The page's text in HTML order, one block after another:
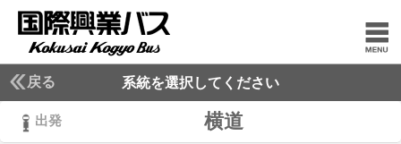
戻る 系統を選択してください
出発 横道